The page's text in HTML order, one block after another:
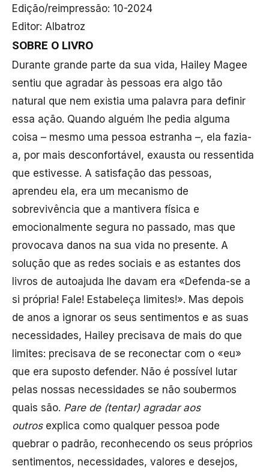
Edição/reimpressão: 10-2024
Editor: Albatroz
SOBRE O LIVRO
Durante grande parte da sua vida, Hailey Magee
sentiu que agradar às pessoas era algo tão
natural que nem existia uma palavra para definir
essa ação. Quando alguém lhe pedia alguma
coisa – mesmo uma pessoa estranha –, ela fazia-
a, por mais desconfortável, exausta ou ressentida
que estivesse. A satisfação das pessoas,
aprendeu ela, era um mecanismo de
sobrevivência que a mantivera física e
emocionalmente segura no passado, mas que
provocava danos na sua vida no presente. A
solução que as redes sociais e as estantes dos
livros de autoajuda lhe davam era «Defenda-se a
si própria! Fale! Estabeleça limites!». Mas depois
de anos a ignorar os seus sentimentos e as suas
necessidades, Hailey precisava de mais do que
limites: precisava de se reconectar com o «eu»
que era suposto defender. Não é possível lutar
pelas nossas necessidades se não soubermos
quais são. Pare de (tentar) agradar aos
outros explica como qualquer pessoa pode
quebrar o padrão, reconhecendo os seus próprios
sentimentos, necessidades, valores e desejos,